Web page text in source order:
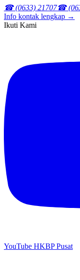
☎ (0633) 21707☎
Info kontak lengkap →
Ikuti Kami
YouTube HKBP Pusat